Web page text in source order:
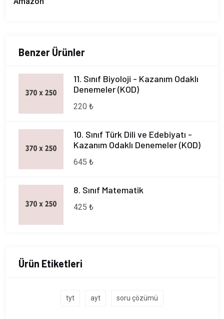
Benzer Ürünler
11. Sınıf Biyoloji - Kazanım Odaklı
Denemeler (KOD)
220 ₺
10. Sınıf Türk Dili ve Edebiyatı -
Kazanım Odaklı Denemeler (KOD)
645 ₺
8. Sınıf Matematik
425 ₺
Ürün Etiketleri
tyt ayt soru çözümü